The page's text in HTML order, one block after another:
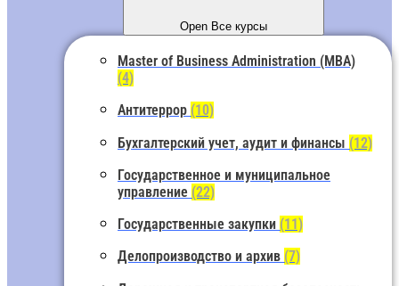
Open Все курсы
Master of Business Administration (MBA)
(4)
Антитеррор (10)
Бухгалтерский учет, аудит и финансы (12)
Государственное и муниципальное
управление (22)
Государственные закупки (11)
Делопроизводство и архив (7)